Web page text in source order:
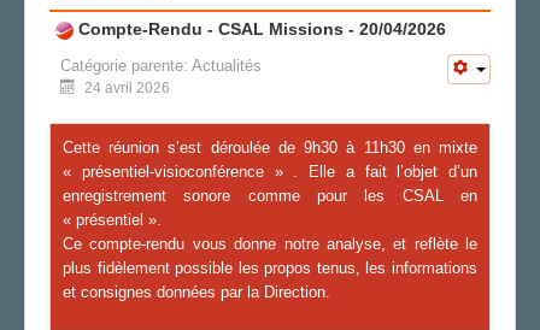
Compte-Rendu - CSAL Missions - 20/04/2026
Catégorie parente: Actualités
24 avril 2026
Cette réunion s’est déroulée de 9h30 à 1 1 h30en mixte
« présentiel-visioconférence » . Elle a fait l’objet d’un
enregistrement sonore comme pour les CSAL en
« présentiel ».
Ce compte-rendu vous donne notre analyse, et reflète le
plus fidèlement possible les propos tenus, les informations
et consignes données par la Direction.